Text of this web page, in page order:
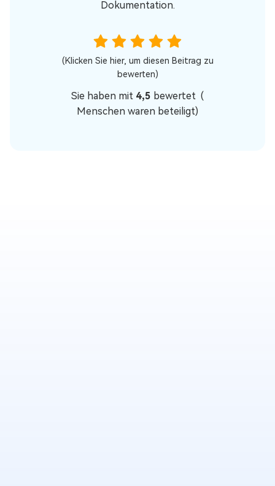
Dokumentation.
(Klicken Sie hier, um diesen Beitrag zu
bewerten)
Sie haben mit 4,5 bewertet (
Menschen waren beteiligt)